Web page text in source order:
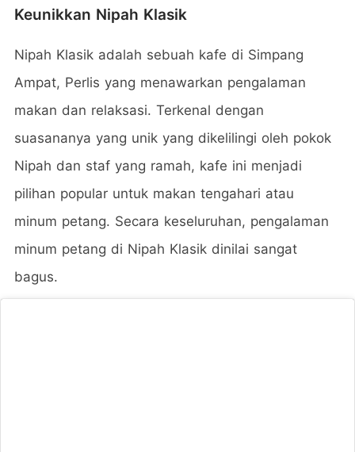
Keunikkan Nipah Klasik
Nipah Klasik adalah sebuah kafe di Simpang
Ampat, Perlis yang menawarkan pengalaman
makan dan relaksasi. Terkenal dengan
suasananya yang unik yang dikelilingi oleh pokok
Nipah dan staf yang ramah, kafe ini menjadi
pilihan popular untuk makan tengahari atau
minum petang. Secara keseluruhan, pengalaman
minum petang di Nipah Klasik dinilai sangat
bagus.